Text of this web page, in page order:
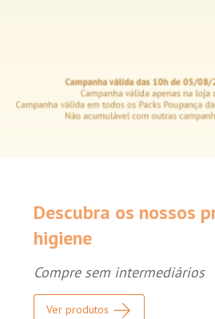
Descubra os nossos
higiene
Compre sem intermediários
Ver produtos